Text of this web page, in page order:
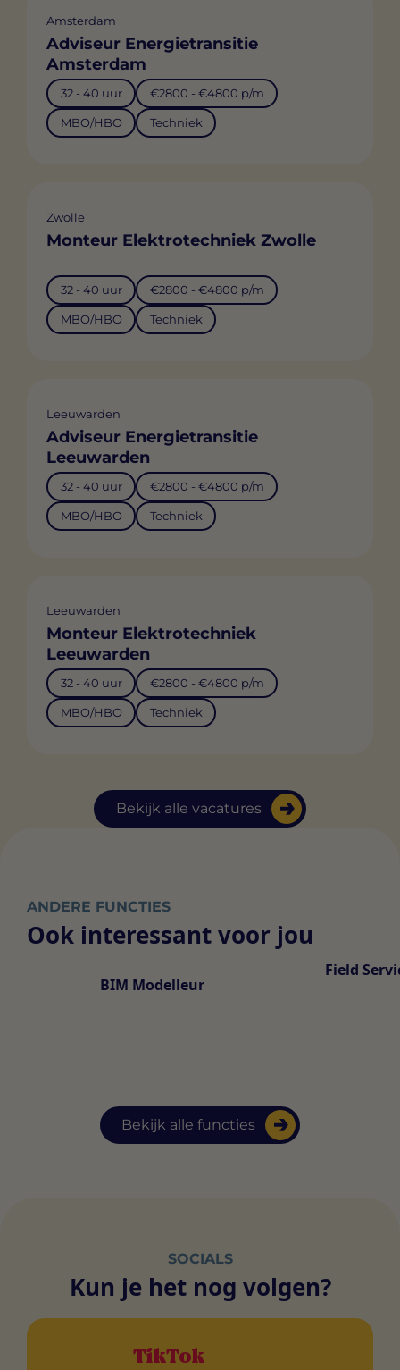
Bekijk alle vacatures
Amsterdam
Adviseur Energietransitie
Amsterdam
32 - 40 uur €2800 - €4800 p/m
MBO/HBO Techniek
Zwolle
Monteur Elektrotechniek Zwolle
32 - 40 uur €2800 - €4800 p/m
MBO/HBO Techniek
Leeuwarden
Adviseur Energietransitie
Leeuwarden
32 - 40 uur €2800 - €4800 p/m
MBO/HBO Techniek
Leeuwarden
Monteur Elektrotechniek
Leeuwarden
32 - 40 uur €2800 - €4800 p/m
MBO/HBO Techniek
ANDERE FUNCTIES
Ook interessant voor jou
Bekijk alle functies
BIM Modelleur
Field
SOCIALS
Kun je het nog volgen?
TikTok